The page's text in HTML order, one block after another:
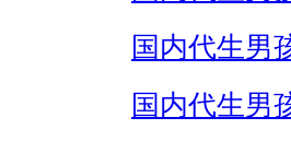
国内代生男
国内代生男